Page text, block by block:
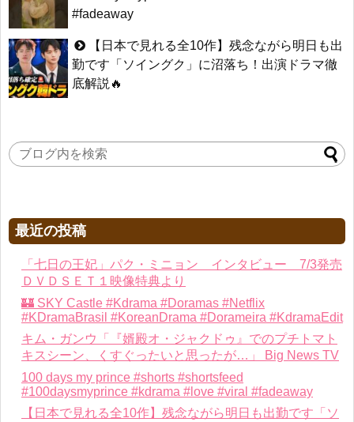
#fadeaway
【日本で見れる全10作】残念ながら明日も出
勤です「ソイングク」に沼落ち！出演ドラマ徹
底解説🔥
最近の投稿
「七日の王妃」パク・ミニョン インタビュー 7/3発売
ＤＶＤＳＥＴ１映像特典より
🏰 SKY Castle #Kdrama #Doramas #Netflix
#KDramaBrasil #KoreanDrama #Dorameira #KdramaEdit
キム・ガンウ「『婿殿オ・ジャクドゥ』でのプチトマト
キスシーン、くすぐったいと思ったが…」 Big News TV
100 days my prince #shorts #shortsfeed
#100daysmyprince #kdrama #love #viral #fadeaway
【日本で見れる全10作】残念ながら明日も出勤です「ソ